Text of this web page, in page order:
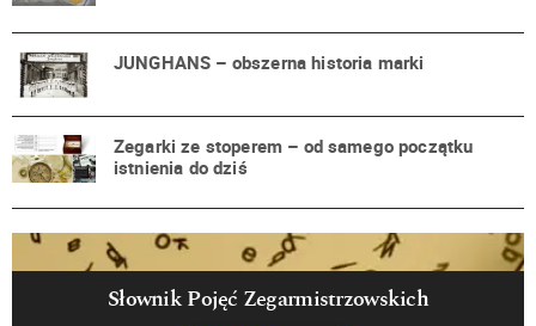
JUNGHANS – obszerna historia marki
Zegarki ze stoperem – od samego początku
istnienia do dziś
Słownik Pojęć Zegarmistrzowskich